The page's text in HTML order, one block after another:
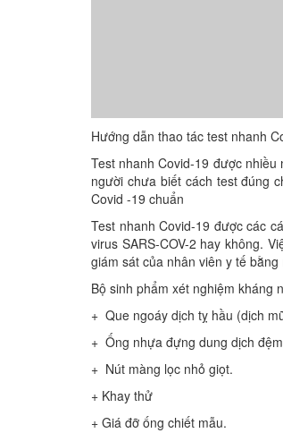
Hướng dẫn thao tác test nhanh
Test nhanh Covid-19 được
người chưa biết cách test đúng
Covid -19 chuẩn
Test nhanh Covid-19 được các
virus SARS-COV-2 hay không.
giám sát của nhân viên y tế
Bộ sinh phẩm xét nghiệm kháng
+ Que ngoáy dịch tỵ hầu (dịch
+ Ống nhựa đựng dung dịch
+ Nút màng lọc nhỏ giọt.
+ Khay thử
+ Giá đỡ ống chiết mẫu.